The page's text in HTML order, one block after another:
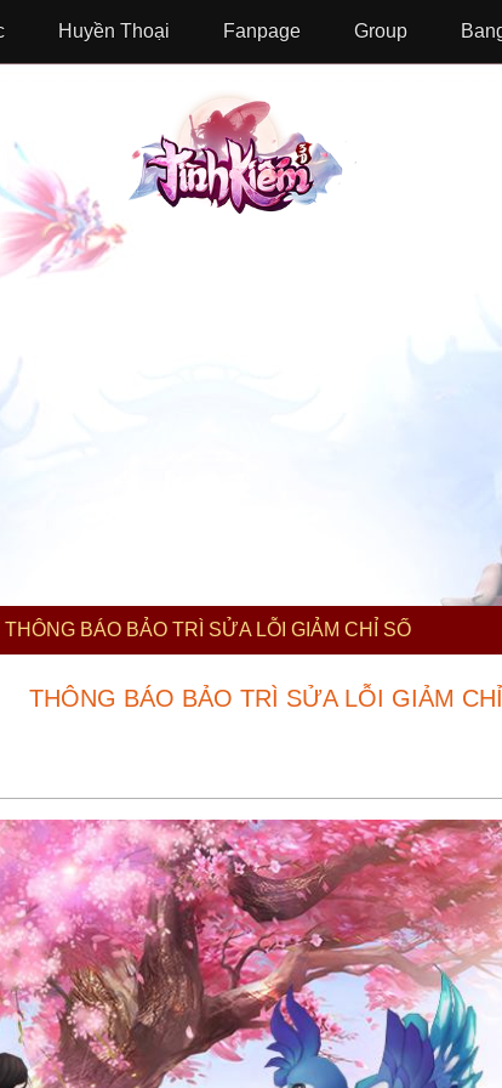
Huyền Thoại Fanpage Group
THÔNG BÁO BẢO TRÌ SỬA LỖI GIẢM CHỈ SỐ
THÔNG BÁO BẢO TRÌ SỬA LỖI GIẢM